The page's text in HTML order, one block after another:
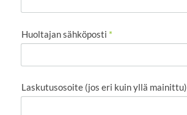
Huoltajan sähköposti *
Laskutusosoite (jos eri kuin yllä mainittu)